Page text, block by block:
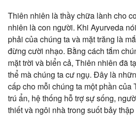
Thiên nhiên là thầy chữa lành cho
nhiên là con người. Khi Ayurveda
phải của chúng ta và mặt trăng là
đừng cười nhạo. Bằng cách tắm
mặt trời và biển cả, Thiên nhiên đã
thể mà chúng ta cư ngụ. Đây là
cấp cho mỗi chúng ta một phần của
trú ẩn, hệ thống hỗ trợ sự sống,
thiết và ngôi nhà trong suốt bảy